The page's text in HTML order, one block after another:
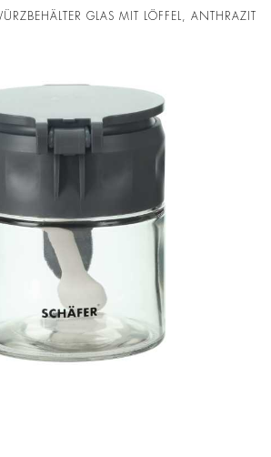
GLAS MIT LÖFFEL, ANTHRAZIT